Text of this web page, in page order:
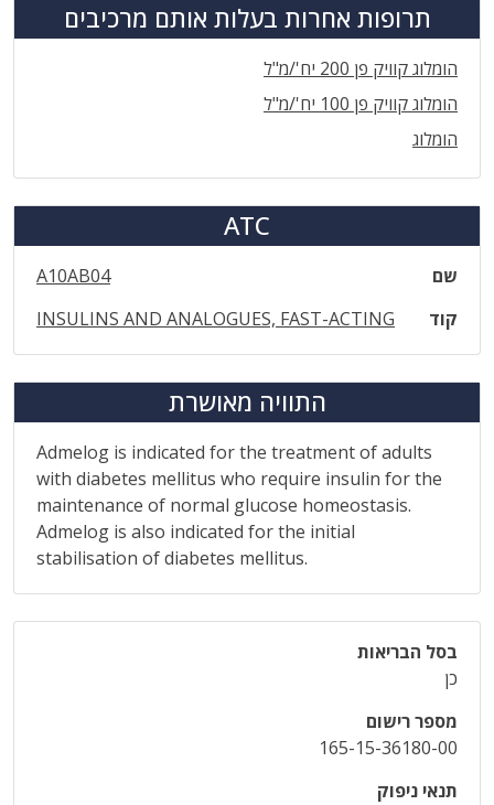
תרופות אחרות בעלות אותם מרכיבים
הומלוג קוויק פן 200 יח'/מ"ל
הומלוג קוויק פן 100 יח'/מ"ל
הומלוג
ATC
שם
A10AB04
קוד
INSULINS AND ANALOGUES, FAST-ACTING
התוויה מאושרת
Admelog is indicated for the treatment of adults
with diabetes mellitus who require insulin for the
maintenance of normal glucose homeostasis.
Admelog is also indicated for the initial
stabilisation of diabetes mellitus.
בסל הבריאות
כן
מספר רישום
165-15-36180-00
תנאי ניפוק